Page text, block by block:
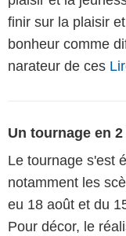
finir sur la plaisir
bonheur comme
narateur de ces
Un tournage en
Le tournage s'est
notamment les
eu 18 août et du
Pour décor, le